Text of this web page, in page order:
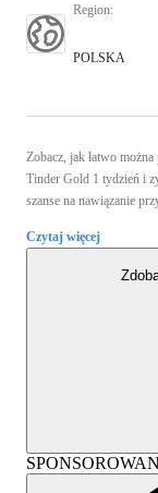
Region:
POLSKA
Zobacz, jak łatwo
Tinder Gold 1 tydzień i
szanse na nawiązanie
Czytaj więcej